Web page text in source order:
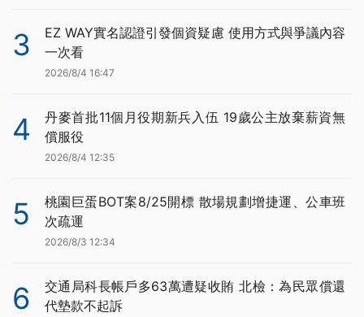
3
EZ WAY實名認證引發個資疑慮 使用方式與爭議內容
一次看
2026/8/4 16:47
4
丹麥首批11個月役期新兵入伍 19歲公主放棄薪資無
償服役
2026/8/4 12:35
5
桃園巨蛋BOT案8/25開標 散場規劃增捷運、公車班
次疏運
2026/8/3 12:34
6
交通局科長帳戶多63萬遭疑收賄 北檢：為民眾償還
代墊款不起訴